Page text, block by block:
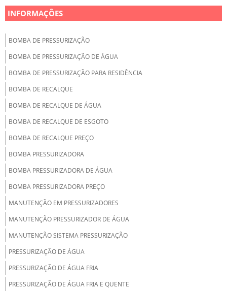
INFORMAÇÕES
BOMBA DE PRESSURIZAÇÃO
BOMBA DE PRESSURIZAÇÃO DE ÁGUA
BOMBA DE PRESSURIZAÇÃO PARA RESIDÊNCIA
BOMBA DE RECALQUE
BOMBA DE RECALQUE DE ÁGUA
BOMBA DE RECALQUE DE ESGOTO
BOMBA DE RECALQUE PREÇO
BOMBA PRESSURIZADORA
BOMBA PRESSURIZADORA DE ÁGUA
BOMBA PRESSURIZADORA PREÇO
MANUTENÇÃO EM PRESSURIZADORES
MANUTENÇÃO PRESSURIZADOR DE ÁGUA
MANUTENÇÃO SISTEMA PRESSURIZAÇÃO
PRESSURIZAÇÃO DE ÁGUA
PRESSURIZAÇÃO DE ÁGUA FRIA
PRESSURIZAÇÃO DE ÁGUA FRIA E QUENTE